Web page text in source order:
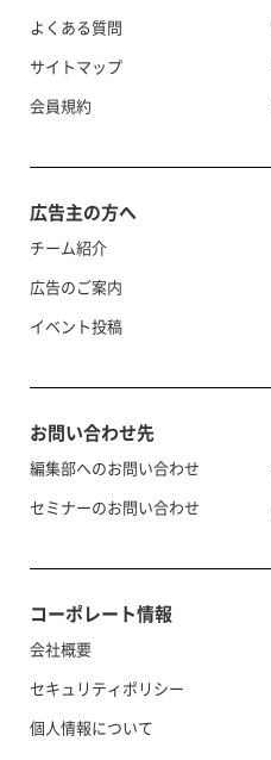
よくある質問
サイトマップ
会員規約
広告主の方へ
チーム紹介
広告のご案内
イベント投稿
お問い合わせ先
編集部へのお問い合わせ
セミナーのお問い合わせ
コーポレート情報
会社概要
セキュリティポリシー
個人情報について